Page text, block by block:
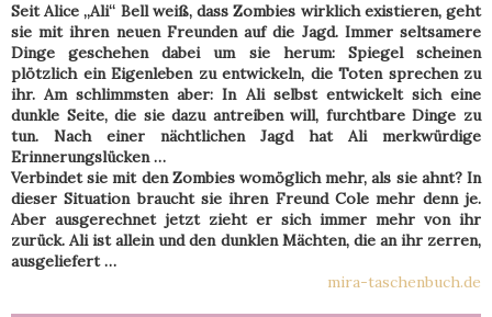
Seit Alice „Ali“ Bell weiß, dass Zombies wirklich existieren, geht
sie mit ihren neuen Freunden auf die Jagd. Immer seltsamere
Dinge geschehen dabei um sie herum: Spiegel scheinen
plötzlich ein Eigenleben zu entwickeln, die Toten sprechen zu
ihr. Am schlimmsten aber: In Ali selbst entwickelt sich eine
dunkle Seite, die sie dazu antreiben will, furchtbare Dinge zu
tun. Nach einer nächtlichen Jagd hat Ali merkwürdige
Erinnerungslücken …
Verbindet sie mit den Zombies womöglich mehr, als sie ahnt? In
dieser Situation braucht sie ihren Freund Cole mehr denn je.
Aber ausgerechnet jetzt zieht er sich immer mehr von ihr
zurück. Ali ist allein und den dunklen Mächten, die an ihr zerren,
ausgeliefert …
mira-taschenbuch.de